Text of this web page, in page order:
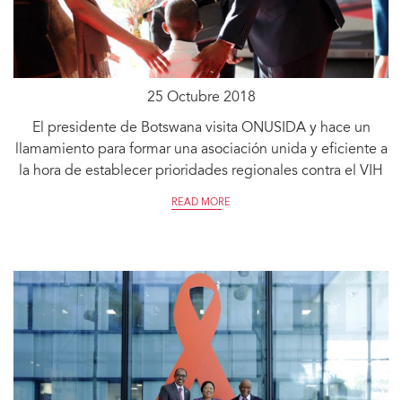
25 Octubre 2018
El presidente de Botswana visita ONUSIDA y hace un
llamamiento para formar una asociación unida y eficiente a
la hora de establecer prioridades regionales contra el VIH
READ MORE